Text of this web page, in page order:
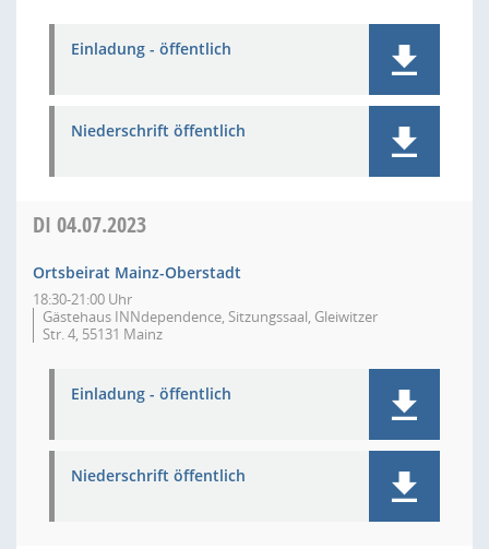
Einladung - öffentlich
Niederschrift öffentlich
DI 04.07.2023
Ortsbeirat Mainz-Oberstadt
18:30-21:00 Uhr
Gästehaus INNdependence, Sitzungssaal, Gleiwitzer
Str. 4, 55131 Mainz
Einladung - öffentlich
Niederschrift öffentlich